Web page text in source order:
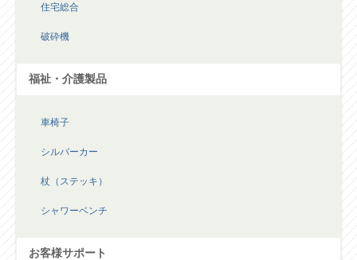
住宅総合
破砕機
福祉・介護製品
車椅子
シルバーカー
杖（ステッキ）
シャワーベンチ
お客様サポート